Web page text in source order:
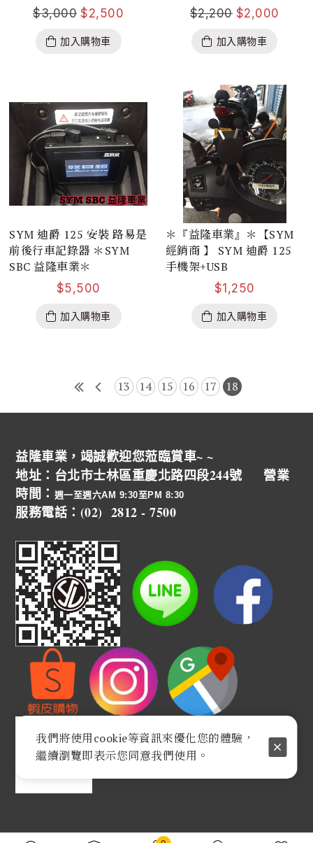
$3,000 $2,500
加入購物車
$2,200 $2,000
加入購物車
SYM 迪爵 125 安裝 路易是
前後行車記錄器 ＊SYM
SBC 益隆車業＊
$5,500
加入購物車
＊『益隆車業』＊【SYM
經銷商 】 SYM 迪爵 125
手機架+USB
$1,250
加入購物車
13 14 15 16 17 18
益隆車業，竭誠歡迎您蒞臨賞車~ ~
地址：台北市士林區重慶北路四段244號 營業
時間： 週一至週六AM 9:30至PM 8:30
服務電話：(02) 2812 - 7500
我們將使用cookie等資訊來優化您的體驗，
繼續瀏覽即表示您同意我們使用。